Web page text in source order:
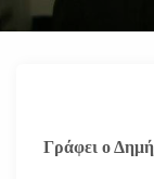
Γράφει ο